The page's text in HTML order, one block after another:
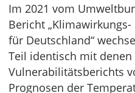
Im 2021 vom
Bericht
für Deutschland“
Teil identisch mit denen
Vulnerabilitätsberichts
Prognosen der